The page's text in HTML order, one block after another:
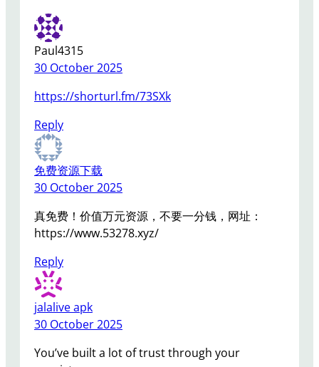
Paul4315
30 October 2025
https://shorturl.fm/73SXk
Reply
免费资源下载
30 October 2025
真免费！价值万元资源，不要一分钱，网址：
https://www.53278.xyz/
Reply
jalalive apk
30 October 2025
You’ve built a lot of trust through your